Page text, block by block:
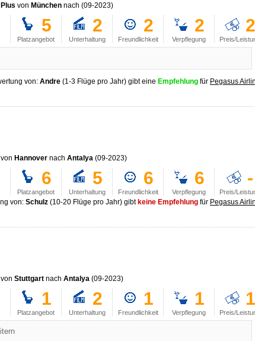
von München nach (09-2023)
5
Platzangebot
2
Unterhaltung
2
Freundlichkeit
2
Verpflegung
2
Preis/
von: Andre (1-3 Flüge pro Jahr) gibt eine Empfehlung für Pegasus
von Hannover nach Antalya (09-2023)
6
Platzangebot
5
Unterhaltung
6
Freundlichkeit
6
Verpflegung
-
Preis/
von: Schulz (10-20 Flüge pro Jahr) gibt keine Empfehlung für Pegasus
von Stuttgart nach Antalya (09-2023)
1
Platzangebot
2
Unterhaltung
1
Freundlichkeit
1
Verpflegung
1
Preis/